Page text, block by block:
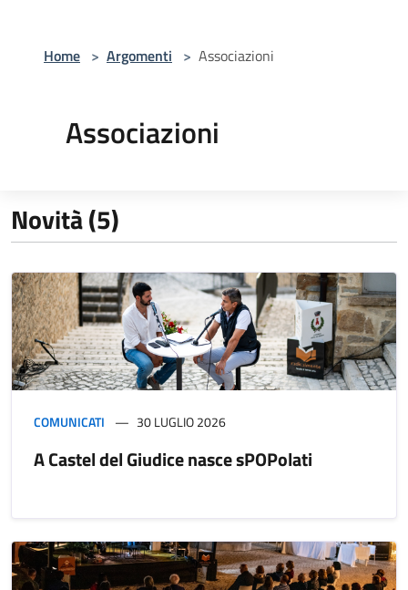
Home > Argomenti > Associazioni
Associazioni
Novità (5)
COMUNICATI 30 LUGLIO 2026
A Castel del Giudice nasce sPOPolati